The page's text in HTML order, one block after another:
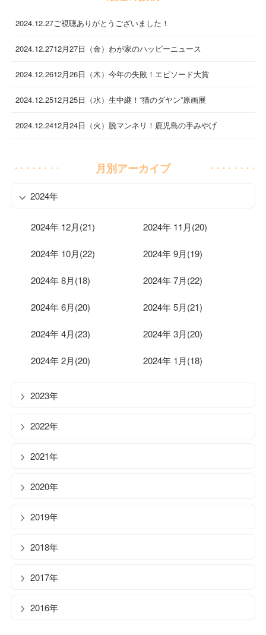
2024.12.27ご視聴ありがとうございました！
2024.12.2712月27日（金）わが家のハッピーニュース
2024.12.2612月26日（木）今年の失敗！エピソード大賞
2024.12.2512月25日（水）生中継！“猫のダヤン”原画展
2024.12.2412月24日（火）脱マンネリ！鹿児島の手みやげ
月別アーカイブ
2024年
2024年 12月(21) 2024年 11月(20)
2024年 10月(22) 2024年 9月(19)
2024年 8月(18) 2024年 7月(22)
2024年 6月(20) 2024年 5月(21)
2024年 4月(23) 2024年 3月(20)
2024年 2月(20) 2024年 1月(18)
2023年
2022年
2021年
2020年
2019年
2018年
2017年
2016年